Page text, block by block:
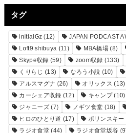
タグ
initialGz (12) JAPAN PODCAST
Loft9 shibuya (11) MBA橋場 (8)
Skype収録 (59) zoom収録 (133)
くりらじ (13) なろう小説 (10)
アルスマグナ (26) オリックス (13)
カーシェア収録 (12) キャンプ(10)
ジャニーズ(7) ノギツ食堂 (18)
ヒロのひとり道 (17) ポリンスキー
ラジオ食堂(44) ラジオ食堂坂谷